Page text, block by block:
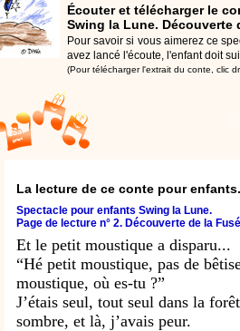
Écouter et télécharger le
Swing la Lune. Découverte
Pour savoir si vous aimerez ce
avez lancé l'écoute, l'enfant doit
(Pour télécharger l'extrait du conte, clic
La lecture de ce conte pour
Spectacle pour enfants Swing la Lune.
Page de lecture n° 2. Découverte de la
Et le petit moustique a disparu...
“Hé petit moustique, pas de
moustique, où es-tu ?”
J’étais seul, tout seul dans la
sombre, et là, j’avais peur.